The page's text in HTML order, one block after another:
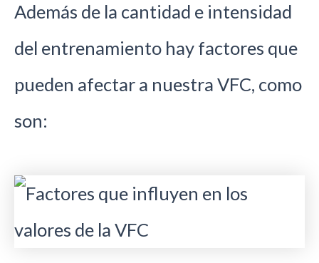
Además de la cantidad e intensidad
del entrenamiento hay factores que
pueden afectar a nuestra VFC, como
son: